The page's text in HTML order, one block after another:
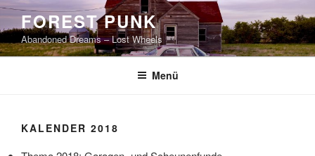
Zum
Inhalt
springen
FOREST PUNK
Abandoned Dreams – Lost Wheels
Menü
KALENDER 2018